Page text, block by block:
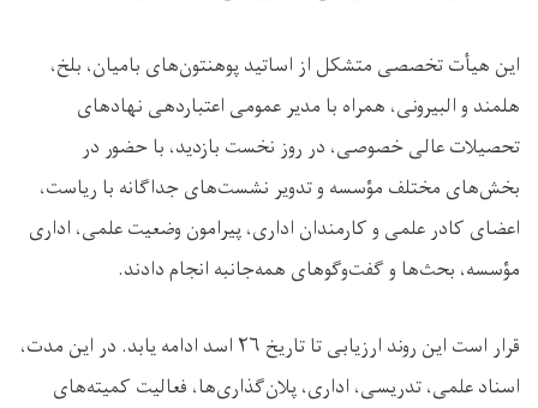
این هیأت تخصصی متشکل از اساتید پوهنتون‌های بامیان، بلخ،
هلمند و البیرونی، همراه با مدیر عمومی اعتباردهی نهادهای
تحصیلات عالی خصوصی، در روز نخست بازدید، با حضور در
بخش‌های مختلف مؤسسه و تدویر نشست‌های جداگانه با ریاست،
اعضای کادر علمی و کارمندان اداری، پیرامون وضعیت علمی، اداری
مؤسسه، بحث‌ها و گفت‌وگوهای همه‌جانبه انجام دادند.
قرار است این روند ارزیابی تا تاریخ ۲۶ اسد ادامه یابد. در این مدت،
اسناد علمی، تدریسی، اداری، پلان‌گذاری‌ها، فعالیت کمیته‌های